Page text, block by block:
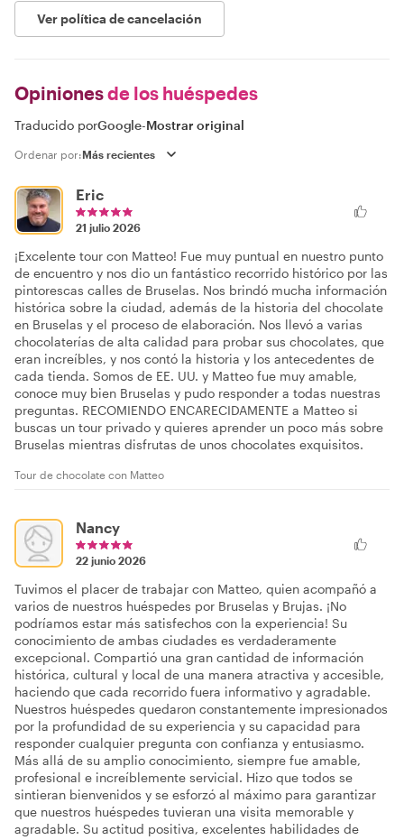
Ver política de cancelación
Opinionesde los huéspedes
Traducido porGoogle-Mostrar original
Ordenar por:
Eric
21 julio 2026
¡Excelente tour con Matteo! Fue muy puntual en nuestro punto
de encuentro y nos dio un fantástico recorrido histórico por las
pintorescas calles de Bruselas. Nos brindó mucha información
histórica sobre la ciudad, además de la historia del chocolate
en Bruselas y el proceso de elaboración. Nos llevó a varias
chocolaterías de alta calidad para probar sus chocolates, que
eran increíbles, y nos contó la historia y los antecedentes de
cada tienda. Somos de EE. UU. y Matteo fue muy amable,
conoce muy bien Bruselas y pudo responder a todas nuestras
preguntas. RECOMIENDO ENCARECIDAMENTE a Matteo si
buscas un tour privado y quieres aprender un poco más sobre
Bruselas mientras disfrutas de unos chocolates exquisitos.
Tour de chocolate con Matteo
Nancy
22 junio 2026
Tuvimos el placer de trabajar con Matteo, quien acompañó a
varios de nuestros huéspedes por Bruselas y Brujas. ¡No
podríamos estar más satisfechos con la experiencia! Su
conocimiento de ambas ciudades es verdaderamente
excepcional. Compartió una gran cantidad de información
histórica, cultural y local de una manera atractiva y accesible,
haciendo que cada recorrido fuera informativo y agradable.
Nuestros huéspedes quedaron constantemente impresionados
por la profundidad de su experiencia y su capacidad para
responder cualquier pregunta con confianza y entusiasmo.
Más allá de su amplio conocimiento, siempre fue amable,
profesional e increíblemente servicial. Hizo que todos se
sintieran bienvenidos y se esforzó al máximo para garantizar
que nuestros huéspedes tuvieran una visita memorable y
agradable. Su actitud positiva, excelentes habilidades de